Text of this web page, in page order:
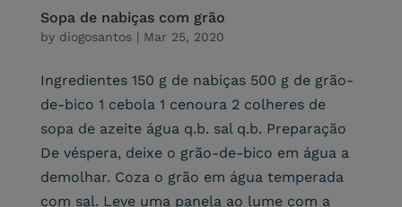
Sopa de nabiças com grão
by diogosantos| Mar 25, 2020
Ingredientes 150 g de nabiças 500 g de grão-
de-bico 1 cebola 1 cenoura 2 colheres de
sopa de azeite água q.b. sal q.b. Preparação
De véspera, deixe o grão-de-bico em água a
demolhar. Coza o grão em água temperada
com sal. Leve uma panela ao lume com a